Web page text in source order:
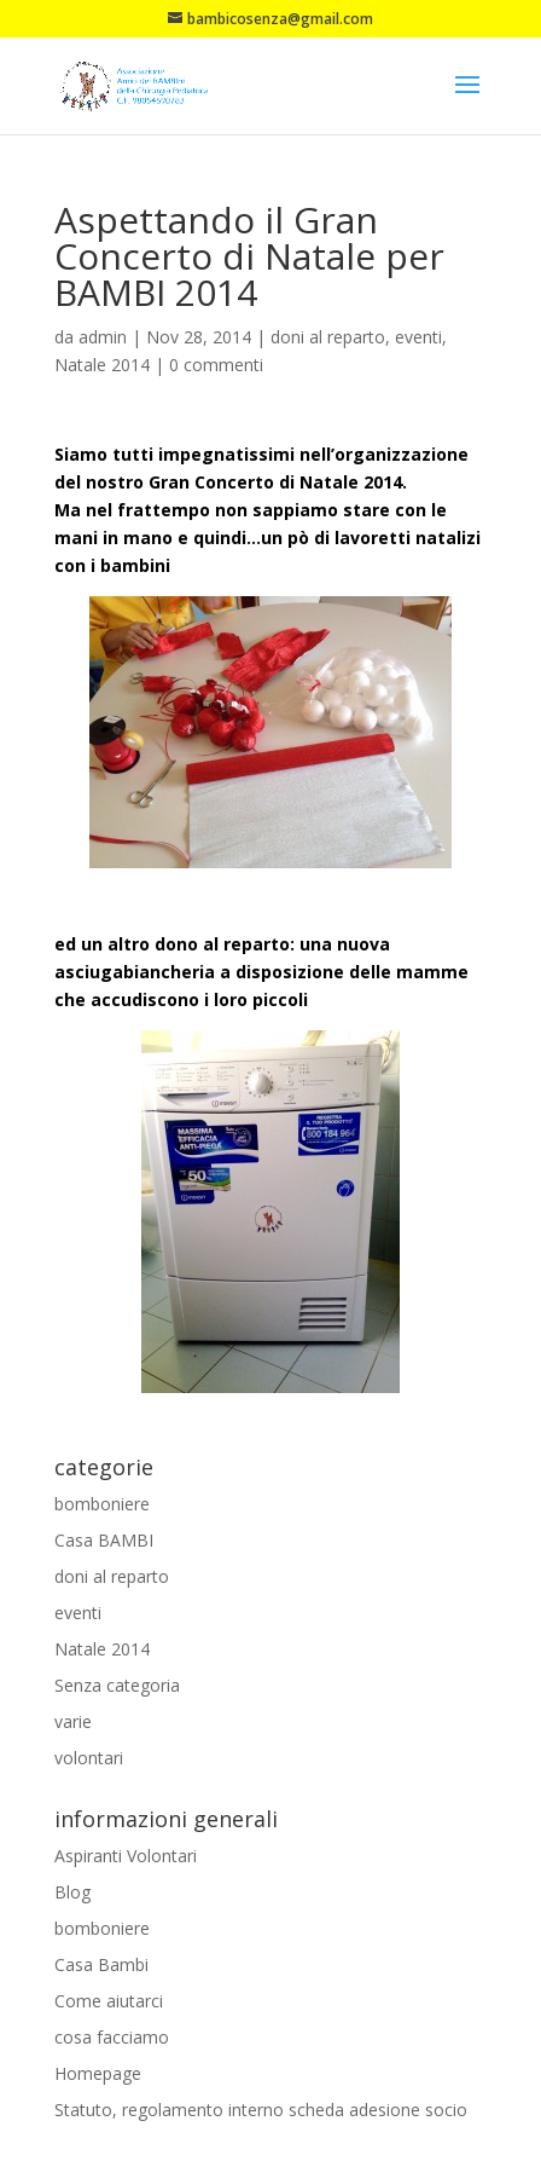
bambicosenza@gmail.com
Aspettando il Gran
Concerto di Natale per
BAMBI 2014
da admin | Nov 28, 2014| doni al reparto, eventi,
Natale 2014| 0 commenti
Siamo tutti impegnatissimi nell’organizzazione
del nostro Gran Concerto di Natale 2014.
Ma nel frattempo non sappiamo stare con le
mani in mano e quindi…un pò di lavoretti natalizi
con i bambini
ed un altro dono al reparto: una nuova
asciugabiancheria a disposizione delle mamme
che accudiscono i loro piccoli
categorie
bomboniere
Casa BAMBI
doni al reparto
eventi
Natale 2014
Senza categoria
varie
volontari
informazioni generali
Aspiranti Volontari
Blog
bomboniere
Casa Bambi
Come aiutarci
cosa facciamo
Homepage
Statuto, regolamento interno scheda adesione socio